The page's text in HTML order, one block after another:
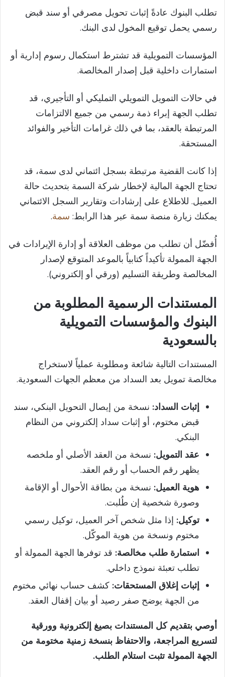
تطلب البنوك عادةً إثبات تحويل مصرفي أو سند قبض
رسمي يحمل توقيع المخول لدى البنك.
المؤسسات التمويلية قد تشترط استكمال رسوم إدارية أو
استمارات داخلية قبل إصدار المخالصة.
في حالات التمويل التمويلي التمليكي أو التأجيري، قد
تطلب الجهة إبراء ذمة رسمي من جميع الالتزامات
المرتبطة بالعقد، بما في ذلك غرامات التأخير والفوائد
المستحقة.
إذا كانت القضية مرتبطة بسجل ائتماني لدى سمة، قد
تحتاج الجهة المالية لإخطار شركة السمة بتحديث حالة
العميل. للاطلاع على إرشادات وتقارير السجل الائتماني
يمكنك زيارة منصة سمة عبر هذا الرابط: سمة.
أُفضّل أن تطلب من موظف العلاقة أو إدارة الإيرادات في
الجهة الممولة تأكيداً كتابياً بالموعد المتوقع لإصدار
المخالصة وطريقة التسليم (ورقي أو إلكتروني).
المستندات الرسمية المطلوبة من
البنوك والمؤسسات التمويلية
بالسعودية
المستندات التالية شائعة ومطلوبة عملياً لاستخراج
مخالصة تمويل بعد السداد من معظم الجهات السعودية.
إثبات السداد: نسخة من إيصال التحويل البنكي، سند
قبض مختوم، أو إثبات سداد إلكتروني من النظام
البنكي.
عقد التمويل: نسخة من العقد الأصلي أو ملخصه
يظهر رقم الحساب أو رقم العقد.
هوية العميل: نسخة من بطاقة الأحوال أو الإقامة
وصورة شخصية إن طُلبت.
توكيل: إذا مثل شخص آخر العميل، توكيل رسمي
مختوم ونسخة من هوية الموكّل.
استمارة طلب مخالصة: قد توفرها الجهة الممولة أو
تطلب تعبئة نموذج داخلي.
إثبات إغلاق المستحقات: كشف حساب نهائي مختوم
من الجهة يوضح صفر رصيد أو بيان إقفال العقد.
أوصي بتقديم كل المستندات بصيغ إلكترونية وورقية
لتسريع المراجعة، والاحتفاظ بنسخة زمنية مختومة من
الجهة الممولة تثبت استلام الطلب.